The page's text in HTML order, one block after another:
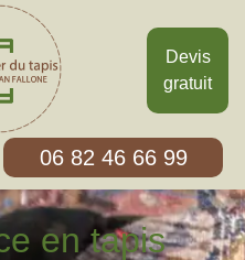
Devis
gratuit
06 82 46 66 99
en tapis